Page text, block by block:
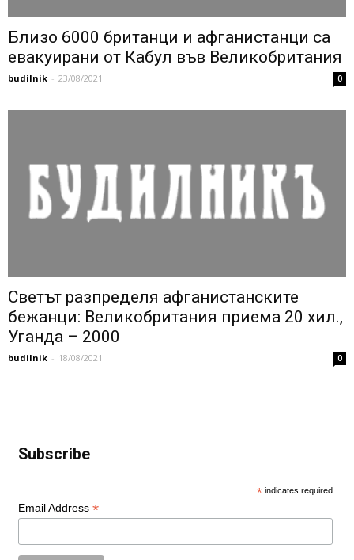
Близо 6000 британци и афганистанци са
евакуирани от Кабул във Великобритания
budilnik - 23/08/2021 0
Светът разпределя афганистанските
бежанци: Великобритания приема 20 хил.,
Уганда – 2000
budilnik - 18/08/2021 0
Subscribe
* indicates required
Email Address *